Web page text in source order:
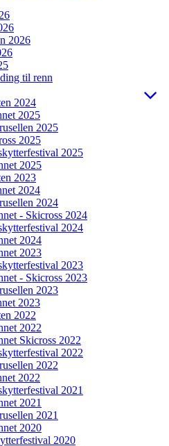
2026
til renn
2024
2025
2025
2025
2025
2025
2023
2024
2024
- Skicross 2024
2024
2024
2023
2023
- Skicross 2023
2023
2023
2022
2022
Skicross 2022
2022
2022
2022
2021
2021
2021
2020
2020